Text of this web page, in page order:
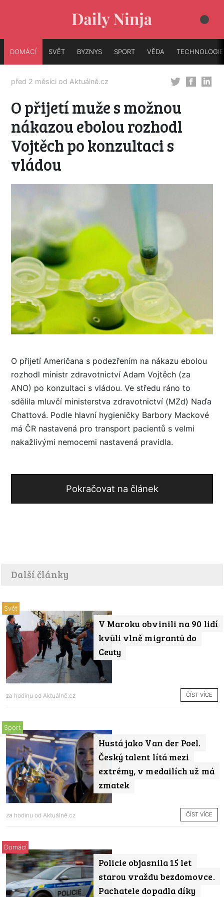
DOMÁCÍ SVĚT BYZNYS SPORT VĚDA TECHNOLOGIE
před 2 měsíci od Aktuálně.cz
O přijetí muže s možnou
nákazou ebolou rozhodl
Vojtěch po konzultaci s
vládou
O přijetí Američana s podezřením na nákazu ebolou
rozhodl ministr zdravotnictví Adam Vojtěch (za
ANO) po konzultaci s vládou. Ve středu ráno to
sdělila mluvčí ministerstva zdravotnictví (MZd) Naďa
Chattová. Podle hlavní hygieničky Barbory Mackové
má ČR nastavená pro transport pacientů s velmi
nakažlivými nemocemi nastavená pravidla.
Pokračovat na článek
Další články
V Maroku obvinili na 90 lidí
kvůli vlně migrantů do
Ceuty
Svět
za hodinu od Aktuálně.cz ČÍST VÍCE
Hustá jako Van der Poel.
Český talent lítá mezi
extrémy, v medailích už má
zmatek
Sport
za hodinu od Aktuálně.cz ČÍST VÍCE
Policie objasnila 15 let
starou vraždu bezdomovce.
Pachatele dopadla díky
Domácí